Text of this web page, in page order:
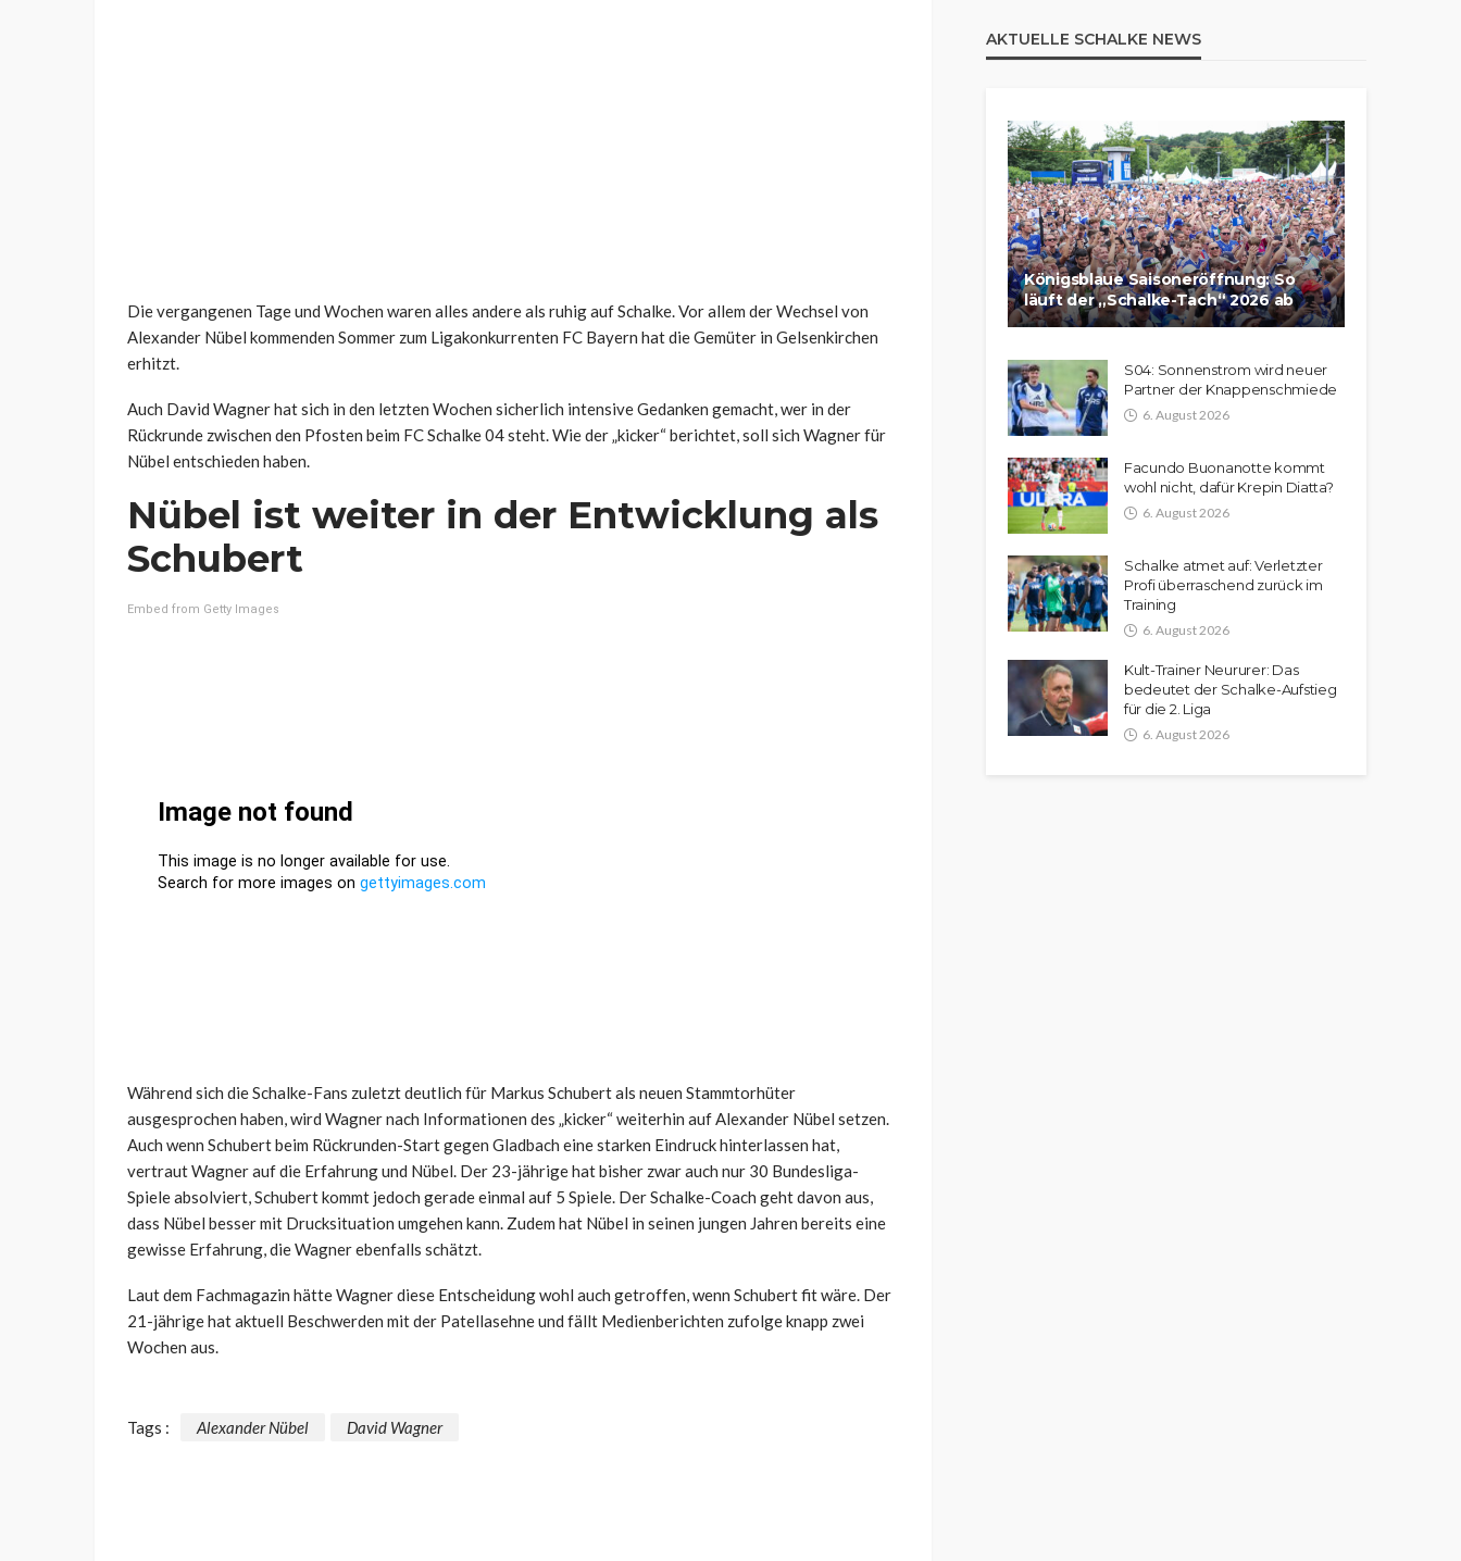
Die vergangenen Tage und Wochen waren alles andere als ruhig auf Schalke. Vor allem der Wechsel von
Alexander Nübel kommenden Sommer zum Ligakonkurrenten FC Bayern hat die Gemüter in Gelsenkirchen
erhitzt.
Auch David Wagner hat sich in den letzten Wochen sicherlich intensive Gedanken gemacht, wer in der
Rückrunde zwischen den Pfosten beim FC Schalke 04 steht. Wie der „kicker“ berichtet, soll sich Wagner für
Nübel entschieden haben.
Nübel ist weiter in der Entwicklung als
Schubert
Embed from Getty Images
Während sich die Schalke-Fans zuletzt deutlich für Markus Schubert als neuen Stammtorhüter
ausgesprochen haben, wird Wagner nach Informationen des „kicker“ weiterhin auf Alexander Nübel setzen.
Auch wenn Schubert beim Rückrunden-Start gegen Gladbach eine starken Eindruck hinterlassen hat,
vertraut Wagner auf die Erfahrung und Nübel. Der 23-jährige hat bisher zwar auch nur 30 Bundesliga-
Spiele absolviert, Schubert kommt jedoch gerade einmal auf 5 Spiele. Der Schalke-Coach geht davon aus,
dass Nübel besser mit Drucksituation umgehen kann. Zudem hat Nübel in seinen jungen Jahren bereits eine
gewisse Erfahrung, die Wagner ebenfalls schätzt.
Laut dem Fachmagazin hätte Wagner diese Entscheidung wohl auch getroffen, wenn Schubert fit wäre. Der
21-jährige hat aktuell Beschwerden mit der Patellasehne und fällt Medienberichten zufolge knapp zwei
Wochen aus.
Tags : Alexander Nübel David Wagner
AKTUELLE SCHALKE NEWS
Königsblaue Saisoneröffnung: So
läuft der „Schalke-Tach“ 2026 ab
S04: Sonnenstrom wird neuer
Partner der Knappenschmiede
6. August 2026
Facundo Buonanotte kommt
wohl nicht, dafür Krepin Diatta?
6. August 2026
Schalke atmet auf: Verletzter
Profi überraschend zurück im
Training
6. August 2026
Kult-Trainer Neururer: Das
bedeutet der Schalke-Aufstieg
für die 2. Liga
6. August 2026